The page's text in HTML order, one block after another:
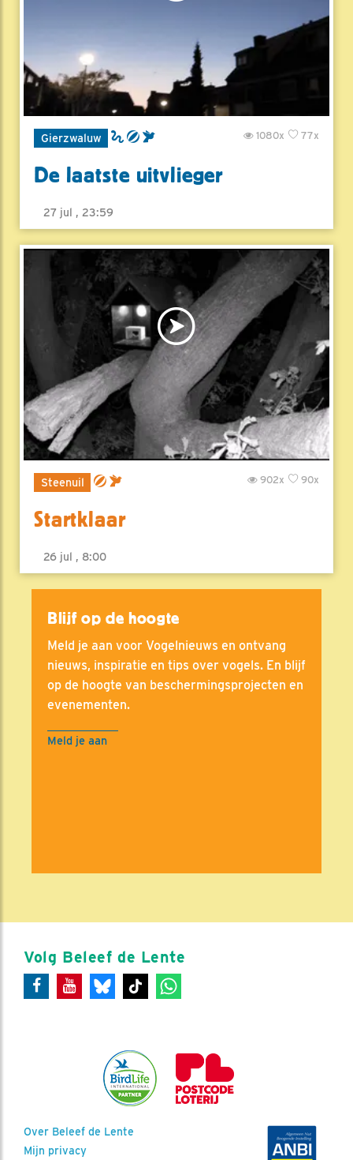
Gierzwaluw 77x
1080x
De laatste uitvlieger
27 jul , 23:59
Steenuil 90x
902x
Startklaar
26 jul , 8:00
Blijf op de hoogte
Meld je aan voor Vogelnieuws en ontvang
nieuws, inspiratie en tips over vogels. En blijf
op de hoogte van beschermingsprojecten en
evenementen.
Meld je aan
Volg Beleef de Lente
Over Beleef de Lente
Mijn privacy